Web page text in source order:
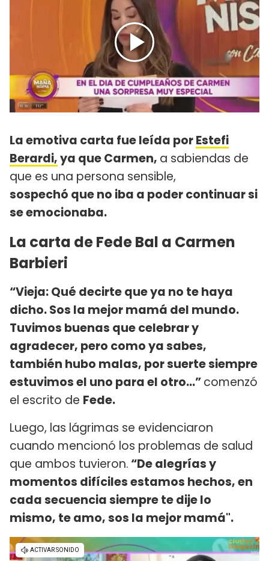
La emotiva carta fue leída porEstefi
Berardi,ya que Carmen, a sabiendas de
que es una persona sensible,
sospechó que no iba a poder continuar si
se emocionaba.
La carta de Fede Bal a Carmen
Barbieri
“Vieja: Qué decirte que ya no te haya
dicho. Sos la mejor mamá del mundo.
Tuvimos buenas que celebrar y
agradecer, pero como ya sabes,
también hubo malas, por suerte siempre
estuvimos el uno para el otro…”comenzó
el escrito de Fede.
Luego, las lágrimas se evidenciaron
cuando mencionó los problemas de salud
que ambos tuvieron. “De alegrías y
momentos difíciles estamos hechos, en
cada secuencia siempre te dije lo
mismo, te amo, sos la mejor mamá".